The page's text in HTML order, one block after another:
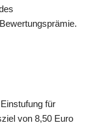
für
von 8,50 Euro